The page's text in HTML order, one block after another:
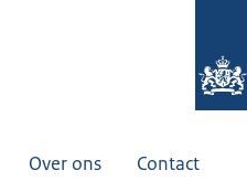
Over ons Contact